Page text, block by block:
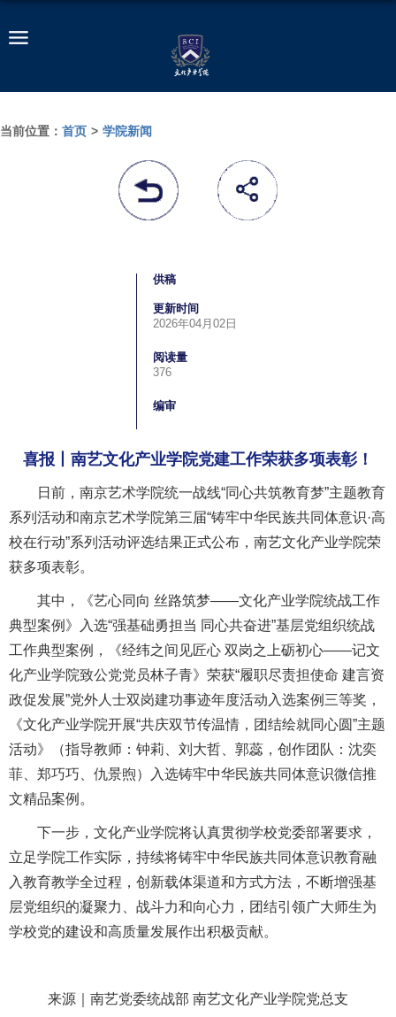
当前位置： 首页 > 学院新闻
供稿
更新时间
2026年04月02日
阅读量
376
编审
喜报丨南艺文化产业学院党建工作荣获多项表彰！
日前，南京艺术学院统一战线“同心共筑教育梦”主题教育
系列活动和南京艺术学院第三届“铸牢中华民族共同体意识·高
校在行动”系列活动评选结果正式公布，南艺文化产业学院荣
获多项表彰。
其中，《艺心同向 丝路筑梦——文化产业学院统战工作
典型案例》入选“强基础勇担当 同心共奋进”基层党组织统战
工作典型案例，《经纬之间见匠心 双岗之上砺初心——记文
化产业学院致公党党员林子青》荣获“履职尽责担使命 建言资
政促发展”党外人士双岗建功事迹年度活动入选案例三等奖，
《文化产业学院开展“共庆双节传温情，团结绘就同心圆”主题
活动》（指导教师：钟莉、刘大哲、郭蕊，创作团队：沈奕
菲、郑巧巧、仇景煦）入选铸牢中华民族共同体意识微信推
文精品案例。
下一步，文化产业学院将认真贯彻学校党委部署要求，
立足学院工作实际，持续将铸牢中华民族共同体意识教育融
入教育教学全过程，创新载体渠道和方式方法，不断增强基
层党组织的凝聚力、战斗力和向心力，团结引领广大师生为
学校党的建设和高质量发展作出积极贡献。
来源｜南艺党委统战部 南艺文化产业学院党总支